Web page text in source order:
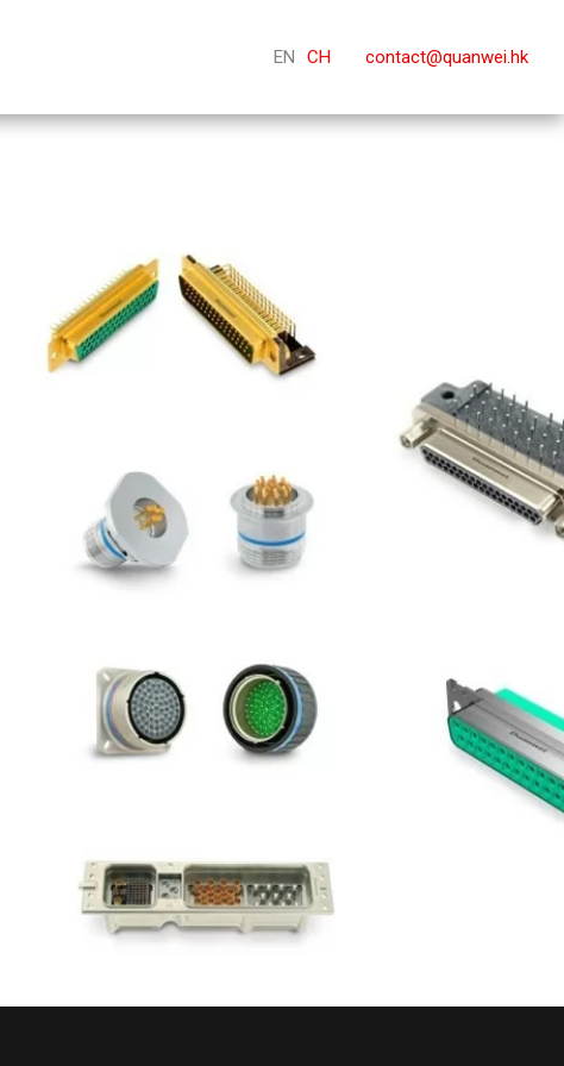
EN CH contact@quanwei.hk